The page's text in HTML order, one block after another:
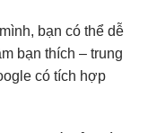
bạn có thể dễ
bạn thích – trung
có tích hợp